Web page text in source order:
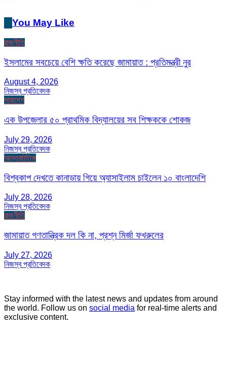
You May Like
রাজনীতি
ইসলামের সবচেয়ে বেশি ক্ষতি করেছে জামায়াত : প্রতিমন্ত্রী নুর
August 4, 2026
নিজস্ব প্রতিবেদক
সারাদেশ
এক উপজেলার ৫০ প্রাথমিক বিদ্যালয়ের সব শিক্ষককে শোকজ
July 29, 2026
নিজস্ব প্রতিবেদক
আন্তর্জাতিক
বিশ্বকাপ দেখতে কানাডায় গিয়ে অ্যাসাইলাম চাইলেন ১০ বাংলাদেশি
July 28, 2026
নিজস্ব প্রতিবেদক
রাজনীতি
জামায়াত গণতান্ত্রিক দল কি না, প্রশ্ন মির্জা ফখরুলের
July 27, 2026
নিজস্ব প্রতিবেদক
Stay informed with the latest news and updates from around
the world. Follow us on social media for real-time alerts and
exclusive content.